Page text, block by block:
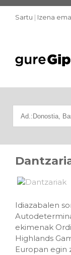
Sartu | Izena
Idiazabalen
ekimenak
Highlands
Europan egin